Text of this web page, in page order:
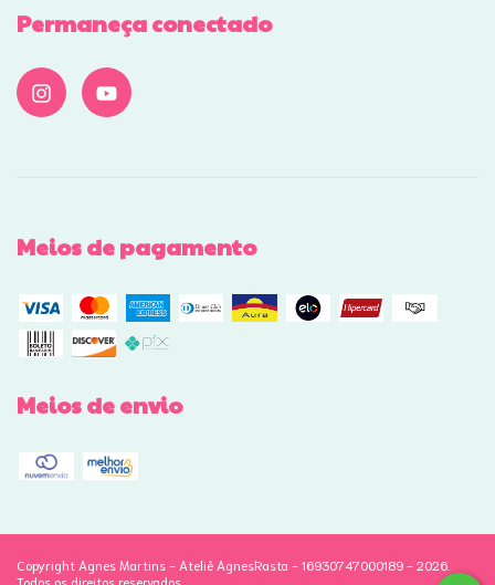
Permaneça conectado
Meios de pagamento
Meios de envio
Copyright Agnes Martins - Ateliê AgnesRasta - 16930747000189 - 2026.
Todos os direitos reservados.